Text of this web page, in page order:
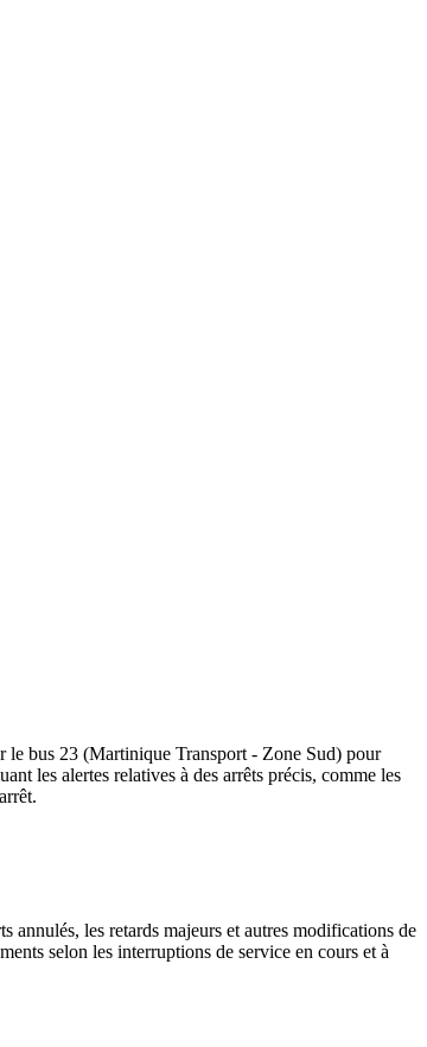
le bus 23 (Martinique Transport - Zone Sud) pour
les alertes relatives à des arrêts précis, comme les
annulés, les retards majeurs et autres modifications de
selon les interruptions de service en cours et à